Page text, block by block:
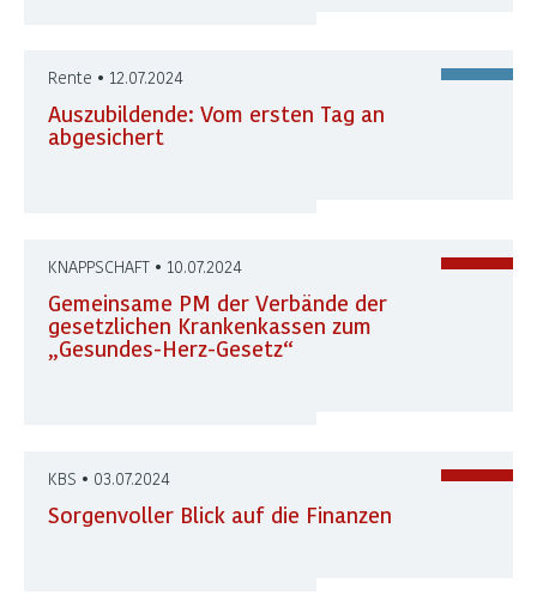
Rente • 12.07.2024
Auszubildende: Vom ersten Tag an
abgesichert
KNAPPSCHAFT • 10.07.2024
Gemeinsame PM der Verbände der
gesetzlichen Krankenkassen zum
„Gesundes-Herz-Gesetz“
KBS • 03.07.2024
Sorgenvoller Blick auf die Finanzen